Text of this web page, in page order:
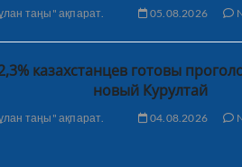
таңы" ақпарат. 05.08.2026
казахстанцев готовы
новый Курултай
таңы" ақпарат. 04.08.2026